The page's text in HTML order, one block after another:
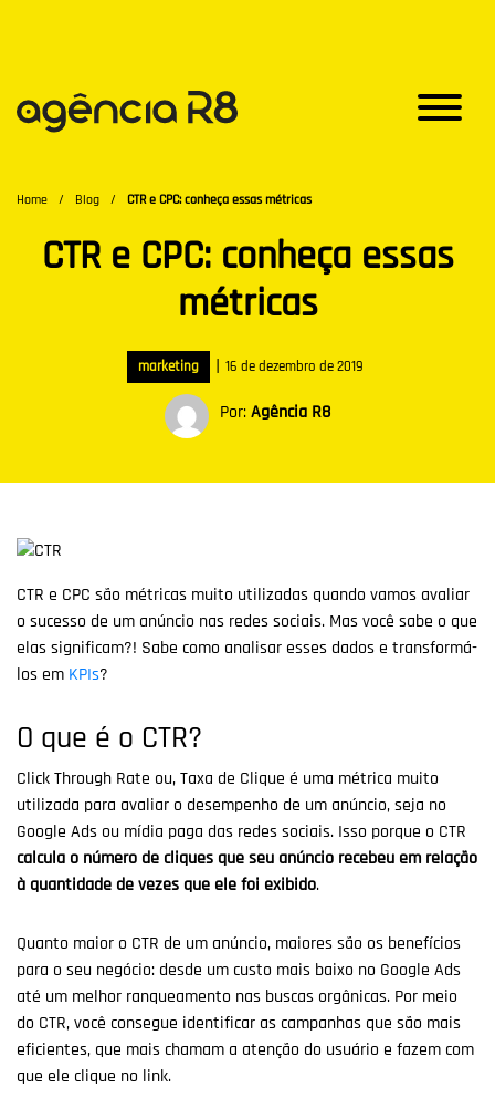
Home / Blog / CTR e CPC: conheça essas métricas
CTR e CPC: conheça essas
métricas
marketing | 16 de dezembro de 2019
Por:Agência R8
CTR e CPC são métricas muito utilizadas quando vamos avaliar
o sucesso de um anúncio nas redes sociais. Mas você sabe o que
elas significam?! Sabe como analisar esses dados e transformá-
los em KPIs?
O que é o CTR?
Click Through Rate ou, Taxa de Clique é uma métrica muito
utilizada para avaliar o desempenho de um anúncio, seja no
Google Ads ou mídia paga das redes sociais. Isso porque o CTR
calcula o número de cliques que seu anúncio recebeu em relação
à quantidade de vezes que ele foi exibido.
Quanto maior o CTR de um anúncio, maiores são os benefícios
para o seu negócio: desde um custo mais baixo no Google Ads
até um melhor ranqueamento nas buscas orgânicas. Por meio
do CTR, você consegue identificar as campanhas que são mais
eficientes, que mais chamam a atenção do usuário e fazem com
que ele clique no link.